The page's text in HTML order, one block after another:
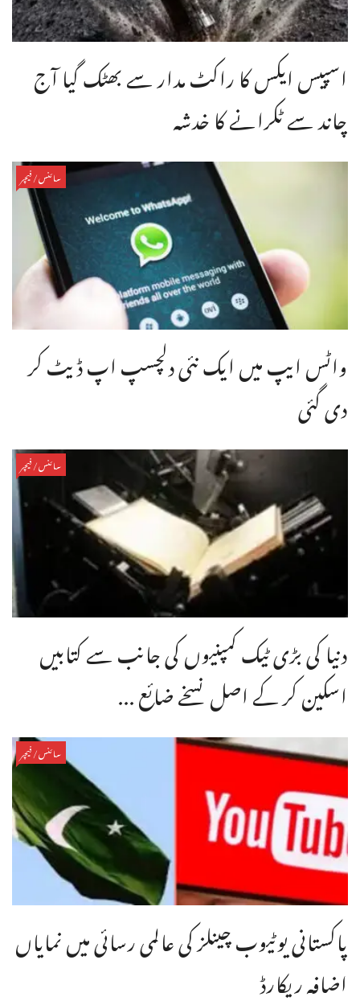
اسپیس ایکس کا راکٹ مدار سے بھٹک گیا آج
چاند سے ٹکرانے کا خدشہ
سائنس/فیچر
واٹس ایپ میں ایک نئی دلچسپ اپ ڈیٹ کر
دی گئی
سائنس/فیچر
دنیا کی بڑی ٹیک کمپنیوں کی جانب سے کتابیں
اسکین کر کے اصل نسخے ضائع ...
سائنس/فیچر
پاکستانی یوٹیوب چینلز کی عالمی رسائی میں نمایاں
اضافہ ریکارڈ